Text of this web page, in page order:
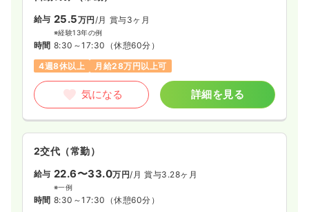
給与 25.5万円/月 賞与3ヶ月
※経験13年の例
時間 8:30～17:30 （休憩60分）
4週8休以上
月給28万円以上可
気になる 詳細を見る
2交代（常勤）
給与 22.6〜33.0万円/月 賞与3.28ヶ月
※一例
時間 8:30～17:30 （休憩60分）